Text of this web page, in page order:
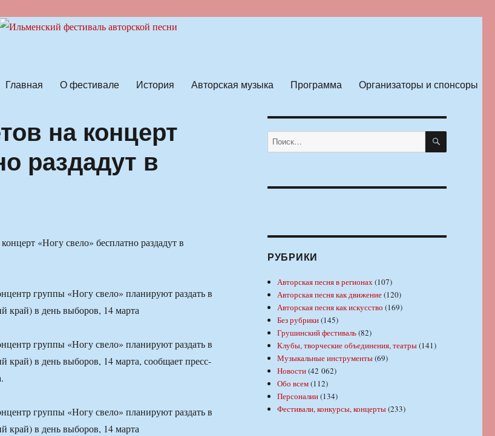
Главная О фестивале История Авторская музыка Программа Организаторы и спонсоры
на концерт
раздадут в
группы «Ногу свело» планируют раздать в
край) в день выборов, 14 марта
группы «Ногу свело» планируют раздать в
край) в день выборов, 14 марта, сообщает пресс-
группы «Ногу свело» планируют раздать в
край) в день выборов, 14 марта
Искать: ПОИСК
РУБРИКИ
Авторская песня в регионах(107)
Авторская песня как движение(120)
Авторская песня как искусство (169)
Без рубрики(145)
Грушинский фестиваль(82)
Клубы, творческие объединения, театры(141)
Музыкальные инструменты(69)
Новости(42 062)
Обо всем(112)
Персоналии(134)
Фестивали, конкурсы, концерты(233)